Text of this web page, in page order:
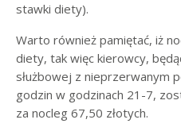
stawki diety).
Warto również pamiętać, iż
diety, tak więc kierowcy,
służbowej z nieprzerwanym
godzin w godzinach 21-7,
za nocleg 67,50 złotych.